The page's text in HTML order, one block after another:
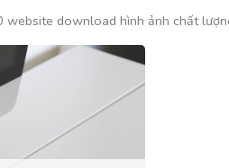
website download hình ảnh chất